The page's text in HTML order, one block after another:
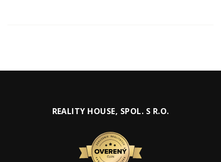
REALITY HOUSE, SPOL. S R.O.